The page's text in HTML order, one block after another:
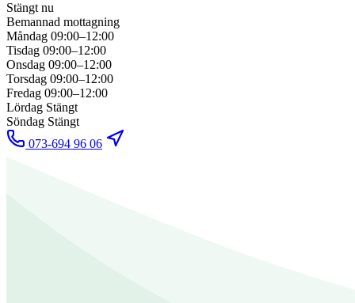
Stängt nu
Bemannad mottagning
Måndag 09:00–12:00
Tisdag 09:00–12:00
Onsdag 09:00–12:00
Torsdag 09:00–12:00
Fredag 09:00–12:00
Lördag Stängt
Söndag Stängt
073-694 96 06